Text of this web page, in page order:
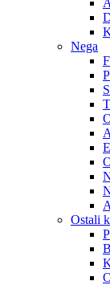
Nega
Ostali